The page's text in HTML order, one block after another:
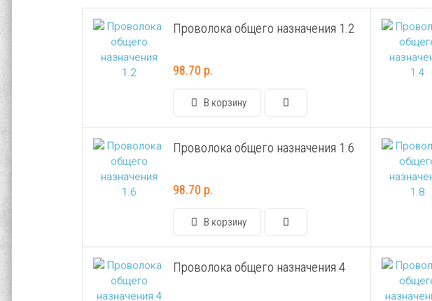
Проволока общего назначения 1.2
98.70 р.
В корзину
Проволока общего назначения 1.6
98.70 р.
В корзину
Проволока общего назначения 4